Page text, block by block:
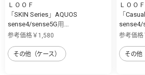
ＬＯＯＦ
「SKIN Series」AQUOS
sense4/sense5G用...
参考価格￥1,580
その他（ケース）
ＬＯＯＦ
「
sense4/
参考価格
その他